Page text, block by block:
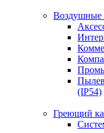
Воздушные
(IP54)
Греющий